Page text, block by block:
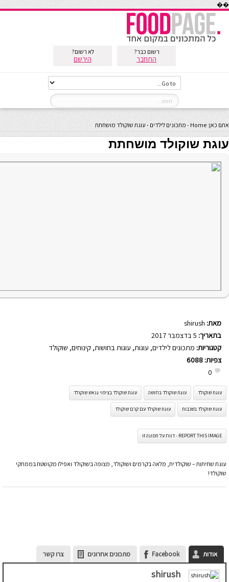
��
רשום כבר?
התחבר
לא רשום?
הירשם
אתם כאן: Home
- מתכונים לילדים - עוגת שוקולד מושחתת
עוגת שוקולד מושחתת
מאת: shirush
בתאריך:
קטגוריות: מתכונים לילדים, עוגות, עוגות בחושות, קינוחים, שוקולד
צפיות: 6088
0
עוגת שוקולד עוגת שוקולד בחושה עוגת שוקולד בציפוי גנאש שוקולד
עוגת שוקולד בשכבות עוגת שוקולד עם קרם שוקולד
REPORT THIS IMAGE - דווח על תמונה זו
עוגת שחיתות – שוקולדית, מלאה בקרמים ושוקולד, מצופה בשוקולד ואפילו מקושטת בממתקי
שוקולד!
אודות Facebook מתכונים אחרונים צרו קשר
shirush